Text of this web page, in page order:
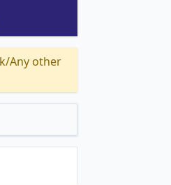
Any other